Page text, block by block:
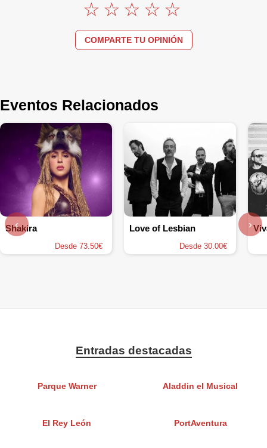
COMPARTE TU OPINIÓN
Eventos Relacionados
Shakira
Desde 73.50€
Love of Lesbian
Desde 30.00€
‹ ›
Entradas destacadas
Parque Warner Aladdin el Musical
El Rey León PortAventura